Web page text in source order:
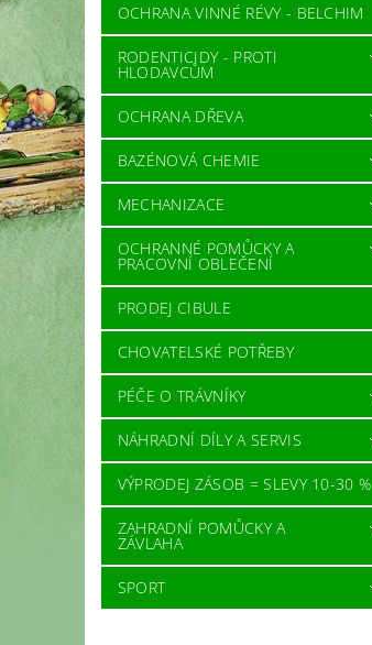
OCHRANA VINNÉ RÉVY - BELCHIM
RODENTICIDY - PROTI
HLODAVCŮM
OCHRANA DŘEVA
BAZÉNOVÁ CHEMIE
MECHANIZACE
OCHRANNÉ POMŮCKY A
PRACOVNÍ OBLEČENÍ
PRODEJ CIBULE
CHOVATELSKÉ POTŘEBY
PÉČE O TRÁVNÍKY
NÁHRADNÍ DÍLY A SERVIS
VÝPRODEJ ZÁSOB = SLEVY 10-30 %
ZAHRADNÍ POMŮCKY A
ZÁVLAHA
SPORT